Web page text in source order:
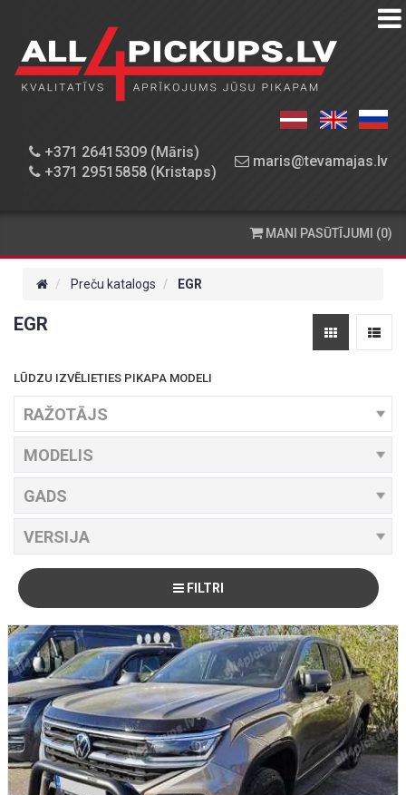
+371 26415309 (Māris)
+371 29515858 (Kristaps)
maris@tevamajas.lv
PREČU
KATALOGS
PIEGĀDE
KONTAKTINFORMĀCIJA
MANI PASŪTĪJUMI (0)
Preču katalogs EGR
EGR
LŪDZU IZVĒLIETIES PIKAPA MODELI
FILTRI